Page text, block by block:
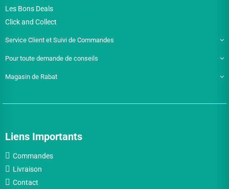
Les Bons Deals
Click and Collect
Service Client et Suivi de Commandes
Pour toute demande de conseils
Magasin de Rabat
Liens Importants
Commandes
Livraison
Contact